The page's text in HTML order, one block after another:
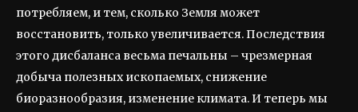
потребляем, и тем, сколько Земля может
восстановить, только увеличивается. Последствия
этого дисбаланса весьма печальны – чрезмерная
добыча полезных ископаемых, снижение
биоразнообразия, изменение климата. И теперь мы